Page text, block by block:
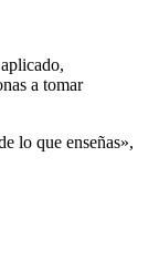
a tomar
lo que enseñas»,